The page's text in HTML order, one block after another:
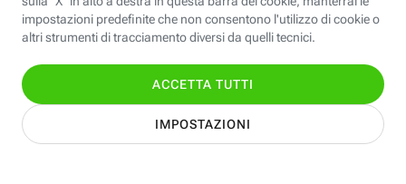
Valentina CAD: Dettaglio e stampa
cartamodelli
Dal file al tessuto è il passaggio che ci porta al